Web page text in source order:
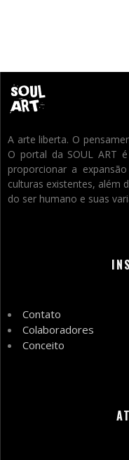
A arte liberta. O
O portal da SOUL ART
proporcionar a
culturas existentes, além
do ser humano e suas
Contato
Colaboradores
Conceito